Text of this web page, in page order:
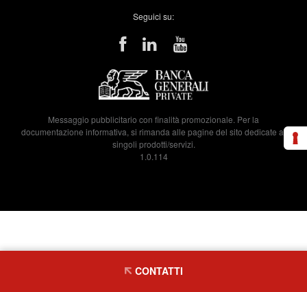
Seguici su:
Messaggio pubblicitario con finalità promozionale. Per la
documentazione informativa, si rimanda alle pagine del sito dedicate ai
singoli prodotti/servizi.
1.0.114
CONTATTI